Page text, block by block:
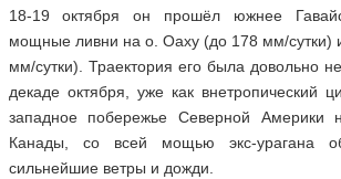
18-19 октября он прошёл южнее
мощные ливни на о. Оаху (до 178 мм/сутки)
мм/сутки). Траектория его была довольно
декаде октября, уже как внетропический
западное побережье Северной
Канады, со всей мощью экс-урагана
сильнейшие ветры и дожди.